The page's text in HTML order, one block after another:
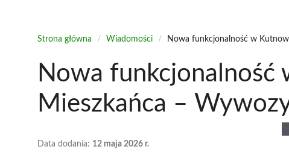
Strona główna / Wiadomości / Nowa funkcjonalność w
Nowa funkcjonalność
Mieszkańca –
Data dodania: 12 maja 2026 r.